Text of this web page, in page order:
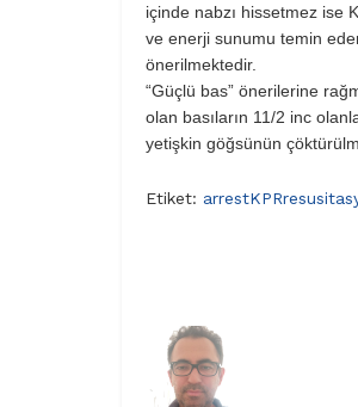
içinde nabzı hissetmez ise
ve enerji sunumu temin
önerilmektedir.
“Güçlü bas” önerilerine
olan basıların 11/2 inc
yetişkin göğsünün
Etiket: arrestKPR